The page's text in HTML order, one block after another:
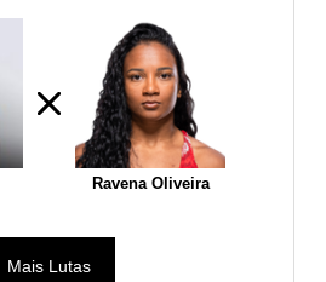
Ravena Oliveira
Mais Lutas